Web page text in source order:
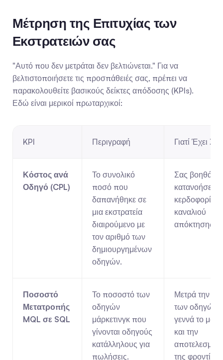
Μέτρηση της Επιτυχίας των
Εκστρατειών σας
"Αυτό που δεν μετράται δεν βελτιώνεται." Για να
βελτιστοποιήσετε τις προσπάθειές σας, πρέπει να
παρακολουθείτε βασικούς δείκτες απόδοσης (KPIs).
Εδώ είναι μερικοί πρωταρχικοί:
KPI Περιγραφή Γιατί Έχει
Κόστος ανά
Οδηγό (CPL)
Το συνολικό
ποσό που
δαπανήθηκε σε
μια εκστρατεία
διαιρούμενο με
τον αριθμό των
δημιουργημένων
οδηγών.
Σας βοηθά να
κατανοήσετε
κερδοφορία
καναλιού
απόκτησης.
Ποσοστό
Μετατροπής
MQL σε SQL
Το ποσοστό των
οδηγών
μάρκετινγκ που
γίνονται οδηγούς
κατάλληλους για
πωλήσεις.
Μετρά την
των οδηγών
γεννά το
και την
της